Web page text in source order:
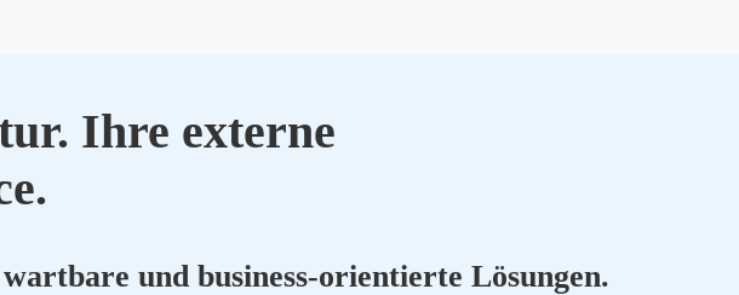
Ihre exter­ne
und busi­ness-ori­en­tier­te Lösun­gen.